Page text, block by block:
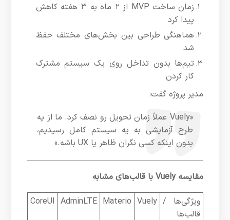
زمان ساخت MVP از ۲ ماه به ۳ هفته کاهش
پیدا کرد
هماهنگی طراحی بین بخش‌های مختلف حفظ
شد
تیم‌ها بدون تداخل روی یک سیستم مشترک
کار کردن
مدیر پروژه گفت:
«Vuely عملاً زمان تحویل رو نصف کرد. ما از یه
طرح آزمایشی به یه سیستم کامل رسیدیم،
بدون اینکه کسی نگران ظاهر یا UX باشه.»
مقایسه Vuely با قالب‌های مشابه
ویژگی‌ها /
قالب‌ها
Vuely
Materio
AdminLTE
CoreUI